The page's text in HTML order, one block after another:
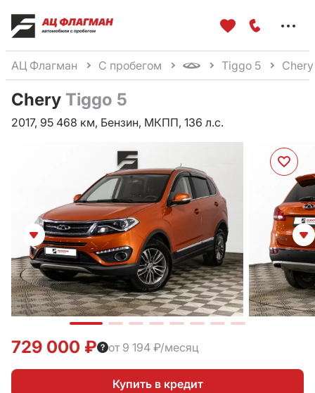
АЦ Флагман С пробегом Tiggo 5
Chery Tiggo 5
2017, 95 468 км, Бензин, МКПП, 136 л.с.
729 000 ₽ от 9 194 ₽/месяц
Купить в кредит